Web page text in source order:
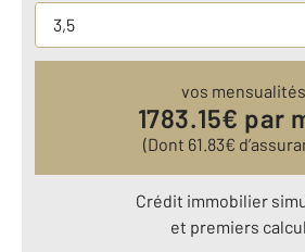
vos mensualités
1783.15€ par
(Dont 61.83€
Crédit immobilier
et premiers